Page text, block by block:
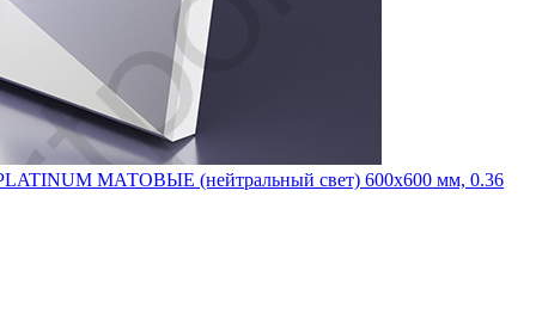
МАТОВЫЕ (нейтральный свет) 600х600 мм, 0.36